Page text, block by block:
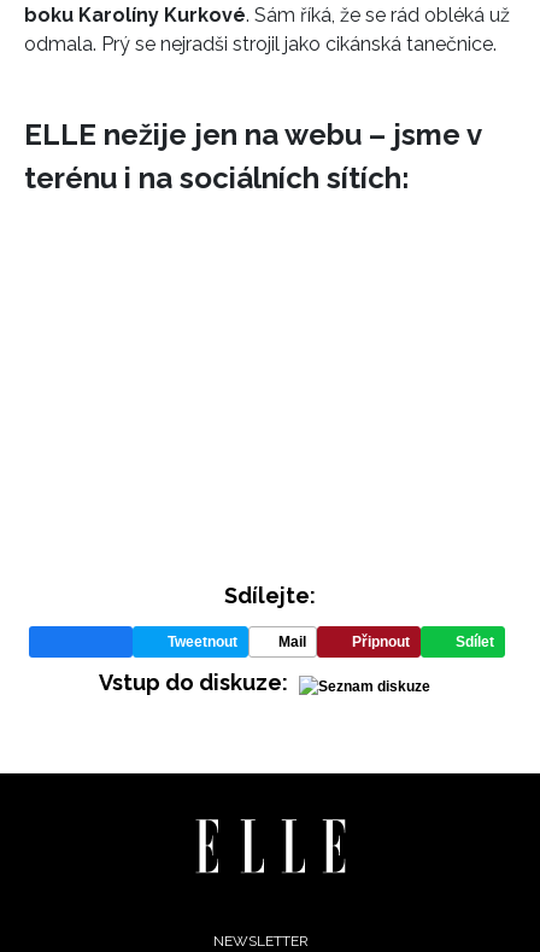
INFORMACE
boku Karolíny Kurkové. Sám říká, že se rád obléká už
odmala. Prý se nejradši strojil jako cikánská tanečnice.
ELLE nežije jen na webu – jsme v
terénu i na sociálních sítích:
Sdílejte:
Tweetnout Mail Připnout Sdílet
Vstup do diskuze:
NEWSLETTER